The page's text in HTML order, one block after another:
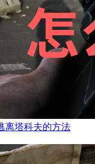
离塔科夫的方法